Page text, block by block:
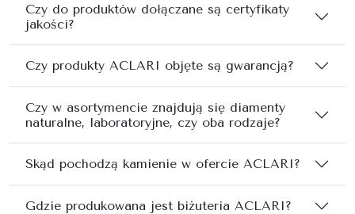
Czy do produktów dołączane są certyfikaty
jakości?
Czy produkty ACLARI objęte są gwarancją?
Czy w asortymencie znajdują się diamenty
naturalne, laboratoryjne, czy oba rodzaje?
Skąd pochodzą kamienie w ofercie ACLARI?
Gdzie produkowana jest biżuteria ACLARI?